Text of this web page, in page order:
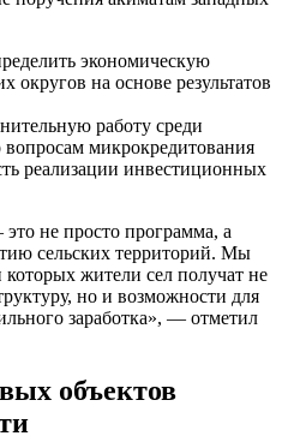
экономическую
округов на основе результатов
работу среди
вопросам микрокредитования
реализации инвестиционных
не просто программа, а
сельских территорий. Мы
жители сел получат не
но и возможности для
заработка», — отметил
объектов